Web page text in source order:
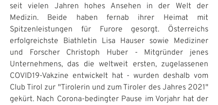
seit vielen Jahren hohes Ansehen in der Welt der
Medizin. Beide haben fernab ihrer Heimat mit
Spitzenleistungen für Furore gesorgt. Österreichs
erfolgreichste Biathletin Lisa Hauser sowie Mediziner
und Forscher Christoph Huber - Mitgründer jenes
Unternehmens, das die weltweit ersten, zugelassenen
COVID19-Vakzine entwickelt hat - wurden deshalb vom
Club Tirol zur "Tirolerin und zum Tiroler des Jahres 2021"
gekürt. Nach Corona-bedingter Pause im Vorjahr hat der